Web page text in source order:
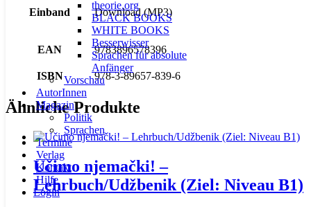
theorie.org
BLACK BOOKS
WHITE BOOKS
Besserwisser
Sprachen für absolute
Anfänger
Vorschau
AutorInnen
Magazin
Politik
Sprachen
Termine
Verlag
Kontakt
Hilfe
Login
Einband Download (MP3)
EAN 9783896578396
ISBN 978-3-89657-839-6
Ähnliche Produkte
Učimo njemački! –
Lehrbuch/Udžbenik (Ziel: Niveau B1)